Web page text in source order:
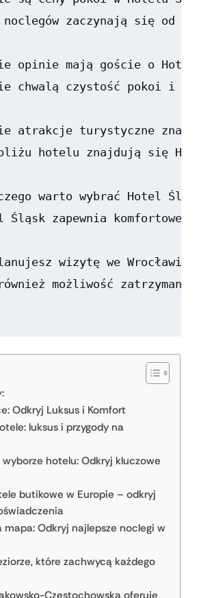
noclegów zaczynają się od
opinie mają goście o
chwalą czystość pokoi i
atrakcje turystyczne
hotelu znajdują się
warto wybrać Hotel
Śląsk zapewnia
wizytę we
również możliwość
Odkryj Luksus i Komfort
luksus i przygody na
hotelu: Odkryj kluczowe
butikowe w Europie – odkryj
mapa: Odkryj najlepsze noclegi w
które zachwycą każdego